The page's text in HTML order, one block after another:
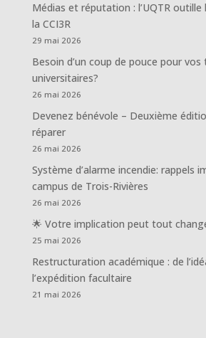
Médias et réputation : l’UQTR outille
la CCI3R
29 mai 2026
Besoin d’un coup de pouce pour vos
universitaires?
26 mai 2026
Devenez bénévole – Deuxième
réparer
26 mai 2026
Système d’alarme incendie: rappels
campus de Trois-Rivières
26 mai 2026
🌟 Votre implication peut tout
25 mai 2026
Restructuration académique : de
l’expédition facultaire
21 mai 2026